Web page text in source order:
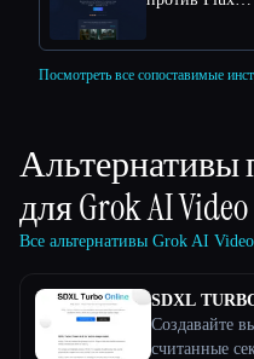
Посмотреть все сопоставимые
дляGrok AI
Все альтернативы Grok AI
SDXL
Создавайте
считанные